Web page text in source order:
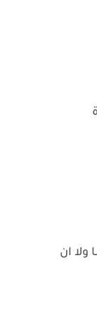
ولا ان